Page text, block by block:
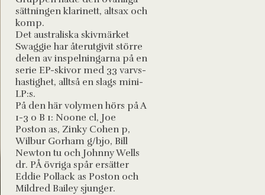
sättningen klarinett, altsax och
komp.
Det australiska skivmärket
Swaggie har återutgivit större
delen av inspelningarna på en
serie EP-skivor med 33 varvs-
hastighet, alltså en slags mini-
LP:s.
På den här volymen hörs på A
1-3 o B 1: Noone cl, Joe
Poston as, Zinky Cohen p,
Wilbur Gorham g/bjo, Bill
Newton tu och Johnny Wells
dr. PÅ övriga spår ersätter
Eddie Pollack as Poston och
Mildred Bailey sjunger.